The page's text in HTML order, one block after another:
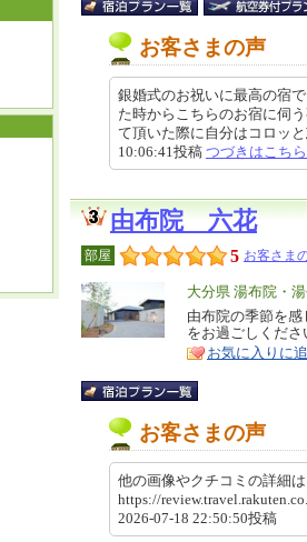
お客さまの声
銀婚式のお祝いに最高の宿
た時からこちらのお宿に伺
て頂いた際に自分はコロッ
10:06:41投稿 つづきはこちら
由布院 六花
部屋 5 お客さま
エ
リ
ア
大分県 湯布院・
特
徴
由布院の季節を
をお過ごしくださ
お気に入りに
お客さまの声
他の画像やクチコミの詳細
https://
2026-07-18 22:50:50投稿